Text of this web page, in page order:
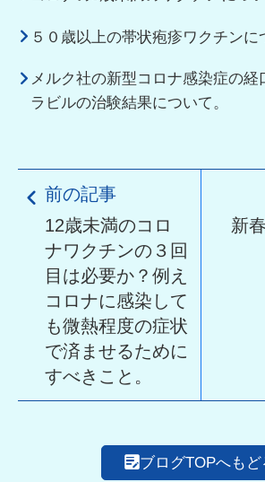
５０歳以上の帯状疱疹ワクチンに
メルク社の新型コロナ感染症の
ラビルの治験結果について。
前の記事
12歳未満のコロ
ナワクチンの３回
目は必要か？例え
コロナに感染して
も微熱程度の症状
で済ませるために
すべきこと。
新
ブログTOPへもど